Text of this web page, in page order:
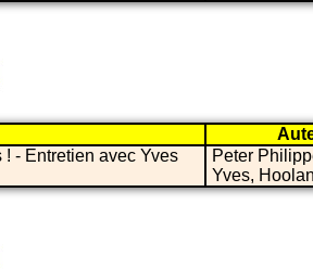
- Entretien avec Yves
Peter
Yves,